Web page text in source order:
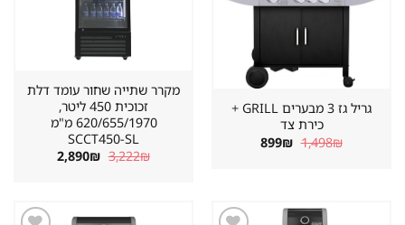
גריל גז 3 מבערים GRILL +
כירת צד
1,498₪ המחיר
המקורי
899₪ המחיר
הנוכחי
מקרר שתייה שחור עומד דלת
זכוכית 450 ליטר,
620/655/1970 מ"מ
SCCT450-SL
3,222₪ המחיר
2,890₪ המחיר
הנוכחי